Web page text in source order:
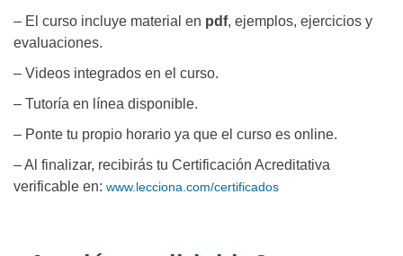
– El curso incluye material en pdf, ejemplos, ejercicios y
evaluaciones.
– Videos integrados en el curso.
– Tutoría en línea disponible.
– Ponte tu propio horario ya que el curso es online.
– Al finalizar, recibirás tu Certificación Acreditativa
verificable en: www.lecciona.com/certificados